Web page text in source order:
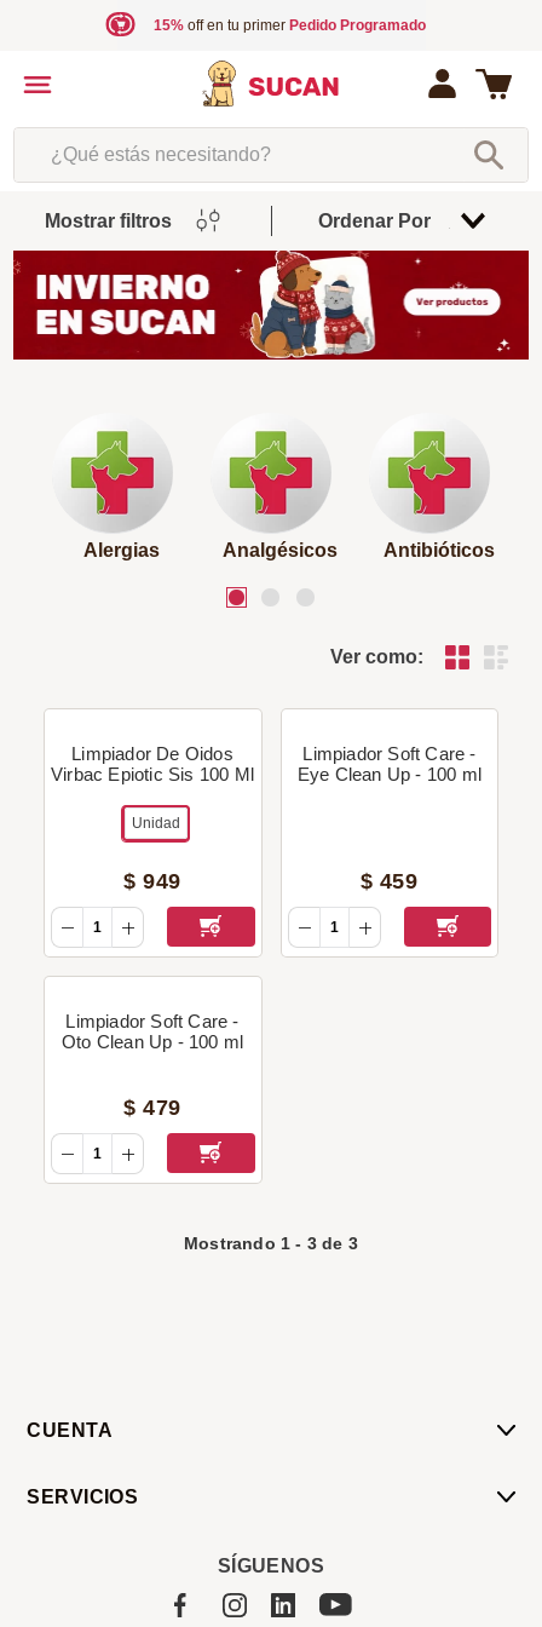
15%off en tu primer Pedido Programado
¿Qué estás necesitando?
Mostrar filtros Ordenar Por
Relevancia
Alergias Analgésicos Antibióticos
Ver como:
Limpiador De Oidos
Virbac Epiotic Sis 100 Ml
Unidad
$ 949
Limpiador Soft Care -
Eye Clean Up - 100 ml
$ 459
Limpiador Soft Care -
Oto Clean Up - 100 ml
$ 479
Mostrando 1 - 3 de 3
CUENTA
SERVICIOS
SÍGUENOS